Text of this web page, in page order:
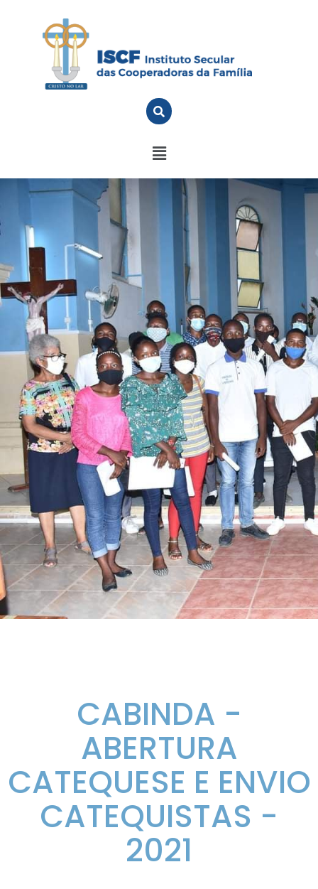
CABINDA -
ABERTURA
CATEQUESE E ENVIO
CATEQUISTAS -
2021